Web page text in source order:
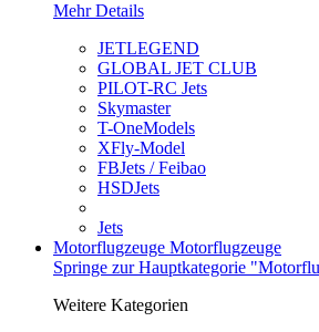
Mehr Details
JETLEGEND
GLOBAL JET CLUB
PILOT-RC Jets
Skymaster
T-OneModels
XFly-Model
FBJets / Feibao
HSDJets
Jets
Motorflugzeuge Motorflugzeuge
Springe zur Hauptkategorie
Weitere Kategorien